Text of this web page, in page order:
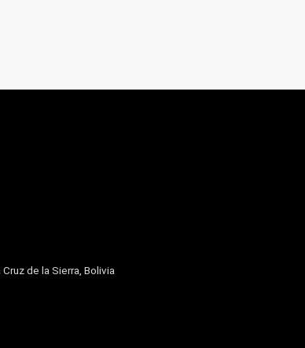
de la Sierra, Bolivia